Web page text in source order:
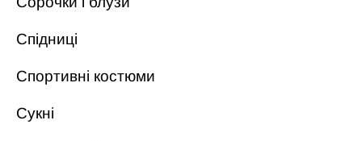
Спідниці
Спортивні костюми
Сукні